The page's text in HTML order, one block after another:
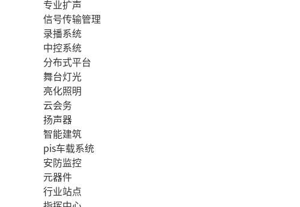
专业扩声
信号传输管理
录播系统
中控系统
分布式平台
舞台灯光
亮化照明
云会务
扬声器
智能建筑
pis车载系统
安防监控
元器件
行业站点